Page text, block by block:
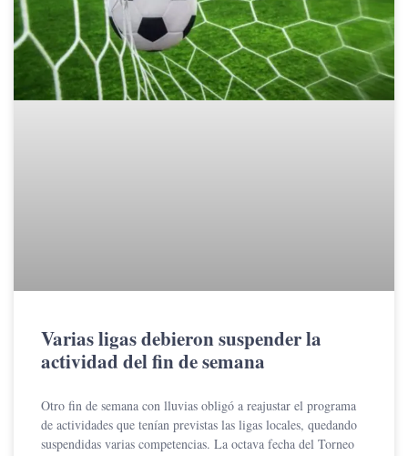
Varias ligas debieron suspender la
actividad del fin de semana
Otro fin de semana con lluvias obligó a reajustar el programa
de actividades que tenían previstas las ligas locales, quedando
suspendidas varias competencias. La octava fecha del Torneo